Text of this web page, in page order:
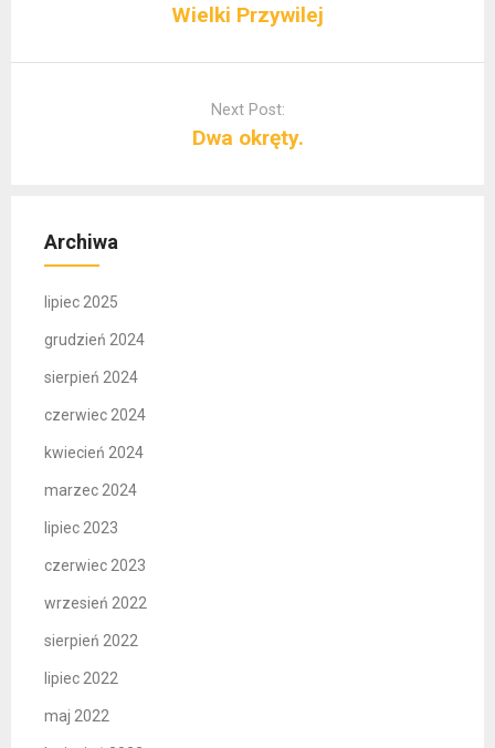
Wielki Przywilej
Next Post:
Dwa okręty.
Archiwa
lipiec 2025
grudzień 2024
sierpień 2024
czerwiec 2024
kwiecień 2024
marzec 2024
lipiec 2023
czerwiec 2023
wrzesień 2022
sierpień 2022
lipiec 2022
maj 2022